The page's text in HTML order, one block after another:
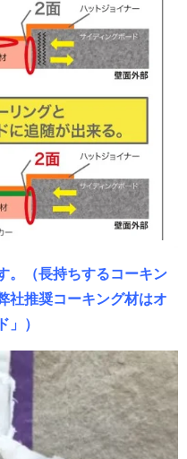
。（長持ちするコーキン
社推奨コーキング材はオ
」）